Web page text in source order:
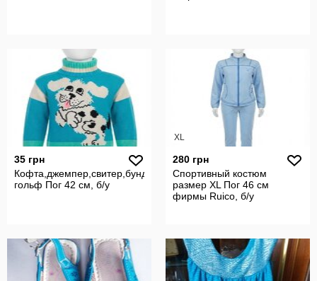
35 грн
Кофта,джемпер,свитер,бунда,
гольф Пог 42 см, б/у
XL
280 грн
Спортивный костюм
размер XL Пог 46 см
фирмы Ruico, б/у